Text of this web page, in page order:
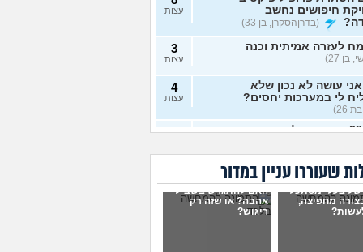
חיפושים נחשב
(בדרןהסקרן, בן 33)
עצות
לעזרה אמיתית וכנה
בן 27)
3
עצות
עושה לא נכון שלא
לי במערכות יחסים?
26)
4
עצות
בת 28 ואף פעם לא הייתי
ראשון?
(רווקה, בת 28)
6
מתנהגת מוזר?
(אנונימי,
3
עצות
לא הייתי בזוגיות ואני לא
שעוררו עניין במדור
בעלי מסתכל
מחפיצה,
האם להתגרש בשביל
אהבה? או שזה רק
ריגוש?